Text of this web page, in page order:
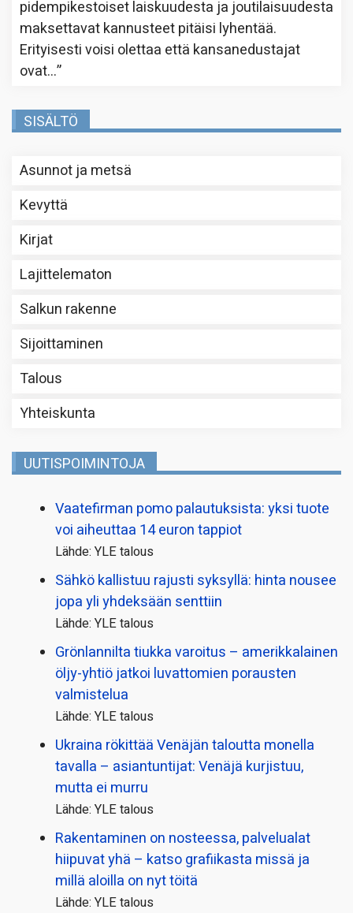
pidempikestoiset laiskuudesta ja joutilaisuudesta
maksettavat kannusteet pitäisi lyhentää.
Erityisesti voisi olettaa että kansanedustajat
ovat…”
SISÄLTÖ
Asunnot ja metsä
Kevyttä
Kirjat
Lajittelematon
Salkun rakenne
Sijoittaminen
Talous
Yhteiskunta
UUTISPOIMINTOJA
Vaatefirman pomo palautuksista: yksi tuote
voi aiheuttaa 14 euron tappiot
Lähde: YLE talous
Sähkö kallistuu rajusti syksyllä: hinta nousee
jopa yli yhdeksään senttiin
Lähde: YLE talous
Grönlannilta tiukka varoitus – amerikkalainen
öljy-yhtiö jatkoi luvattomien porausten
valmistelua
Lähde: YLE talous
Ukraina rökittää Venäjän taloutta monella
tavalla – asiantuntijat: Venäjä kurjistuu,
mutta ei murru
Lähde: YLE talous
Rakentaminen on nosteessa, palvelualat
hiipuvat yhä – katso grafiikasta missä ja
millä aloilla on nyt töitä
Lähde: YLE talous